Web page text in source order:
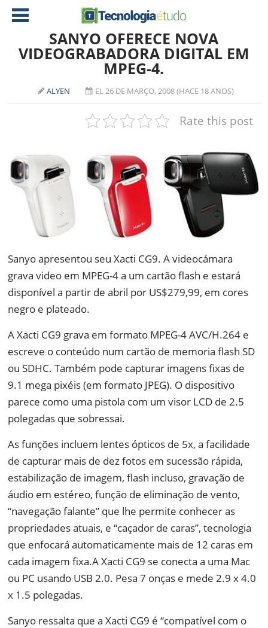
NVIDIA
SOFTWARE
NOTEBOOKS
TABLETS
NOKIA
DOWNLOADS
ANÁLISE
SANYO OFERECE NOVA
VIDEOGRABADORA DIGITAL EM
MPEG-4.
ALYEN EL 26 DE MARÇO, 2008 (HACE 18 ANOS)
Rate this post
Sanyo apresentou seu Xacti CG9. A videocámara
grava video em MPEG-4 a um cartão flash e estará
disponível a partir de abril por US$279,99, em cores
negro e plateado.
A Xacti CG9 grava em formato MPEG-4 AVC/H.264 e
escreve o conteúdo num cartão de memoria flash SD
ou SDHC. Também pode capturar imagens fixas de
9.1 mega pixéis (em formato JPEG). O dispositivo
parece como uma pistola com um visor LCD de 2.5
polegadas que sobressai.
As funções incluem lentes ópticos de 5x, a facilidade
de capturar mais de dez fotos em sucessão rápida,
estabilização de imagem, flash incluso, gravação de
áudio em estéreo, função de eliminação de vento,
“navegação falante” que lhe permite conhecer as
propriedades atuais, e “caçador de caras”, tecnologia
que enfocará automaticamente mais de 12 caras em
cada imagem fixa.A Xacti CG9 se conecta a uma Mac
ou PC usando USB 2.0. Pesa 7 onças e mede 2.9 x 4.0
x 1.5 polegadas.
Sanyo ressalta que a Xacti CG9 é “compatível com o